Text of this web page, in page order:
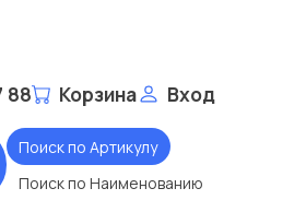
88 Корзина Вход
Поиск по Артикулу
Поиск по Наименованию